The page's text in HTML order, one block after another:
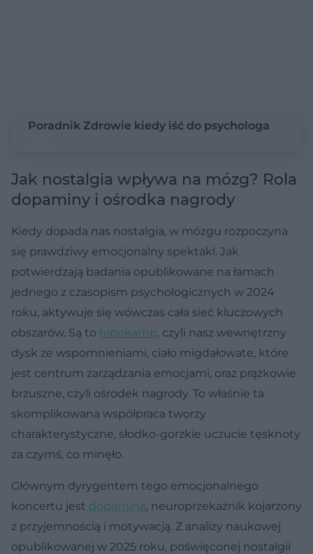
Poradnik Zdrowie kiedy iść do psychologa
Jak nostalgia wpływa na mózg? Rola
dopaminy i ośrodka nagrody
Kiedy dopada nas nostalgia, w mózgu rozpoczyna
się prawdziwy emocjonalny spektakl. Jak
potwierdzają badania opublikowane na łamach
jednego z czasopism psychologicznych w 2024
roku, aktywuje się wówczas cała sieć kluczowych
obszarów. Są to hipokamp, czyli nasz wewnętrzny
dysk ze wspomnieniami, ciało migdałowate, które
jest centrum zarządzania emocjami, oraz prążkowie
brzuszne, czyli ośrodek nagrody. To właśnie ta
skomplikowana współpraca tworzy
charakterystyczne, słodko-gorzkie uczucie tęsknoty
za czymś, co minęło.
Głównym dyrygentem tego emocjonalnego
koncertu jest dopamina, neuroprzekaźnik kojarzony
z przyjemnością i motywacją. Z analizy naukowej
opublikowanej w 2025 roku, poświęconej nostalgii